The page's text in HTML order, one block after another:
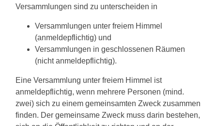
Versammlungen sind zu unterscheiden in
Versammlungen unter freiem Himmel
(anmeldepflichtig) und
Versammlungen in geschlossenen Räumen
(nicht anmeldepflichtig).
Eine Versammlung unter freiem Himmel ist
anmeldepflichtig, wenn mehrere Personen (mind.
zwei) sich zu einem gemeinsamten Zweck zusammen
finden. Der gemeinsame Zweck muss darin bestehen,